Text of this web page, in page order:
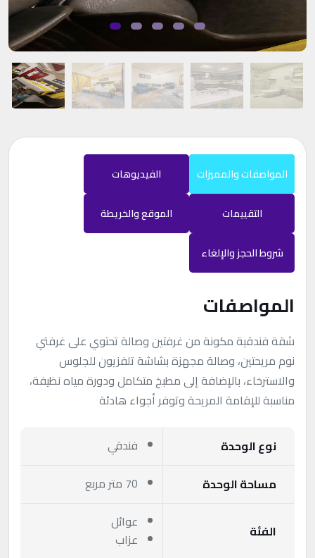
المواصفات والمميزات الفيديوهات
التقييمات الموقع والخريطة
شروط الحجز والإلغاء
المواصفات
شقة فندقية مكونة من غرفتين وصالة تحتوي على غرفتي
نوم مريحتين، وصالة مجهزة بشاشة تلفزيون للجلوس
والاسترخاء، بالإضافة إلى مطبخ متكامل ودورة مياه نظيفة،
مناسبة للإقامة المريحة وتوفر أجواء هادئة
نوع الوحدة
فندقي
مساحة الوحدة
70 متر مربع
الفئة
عوائل
عزاب